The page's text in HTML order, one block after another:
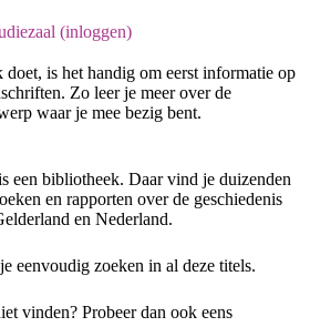
(inloggen)
is het handig om eerst informatie op
Zo leer je meer over de
waar je mee bezig bent.
een bibliotheek. Daar vind je duizenden
en rapporten over de geschiedenis
en Nederland.
eenvoudig zoeken in al deze titels.
vinden? Probeer dan ook eens